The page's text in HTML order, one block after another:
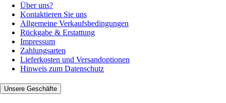
Über uns?
Kontaktieren Sie uns
Allgemeine Verkaufsbedingungen
Rückgabe & Erstattung
Impressum
Zahlungsarten
Lieferkosten und Versandoptionen
Hinweis zum Datenschutz
Unsere Geschäfte